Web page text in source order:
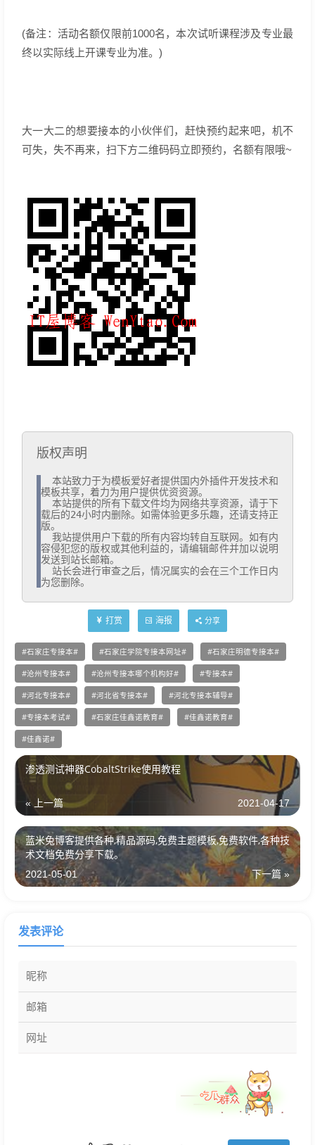
(备注：活动名额仅限前1000名，本次试听课程涉及专业最
终以实际线上开课专业为准。)
大一大二的想要接本的小伙伴们，赶快预约起来吧，机不
可失，失不再来，扫下方二维码码立即预约，名额有限哦~
版权声明
模板共享，着力为用户提供优资资源。
载后的24小时内删除。如需体验更多乐趣，还请支持正
版。
容侵犯您的版权或其他利益的，请编辑邮件并加以说明
发送到站长邮箱。
为您删除。
打赏 海报 分享
石家庄专接本 石家庄学院专接本网址 石家庄明德专接本
沧州专接本 沧州专接本哪个机构好 专接本
河北专接本 河北省专接本 河北专接本辅导
专接本考试 石家庄佳鑫诺教育 佳鑫诺教育
佳鑫诺
渗透测试神器CobaltStrike使用教程
« 上一篇 2021-04-17
蓝米兔博客提供各种,精品源码,免费主题模板,免费软件,各种技
术文档免费分享下载。
下一篇 »
2021-05-01
发表评论